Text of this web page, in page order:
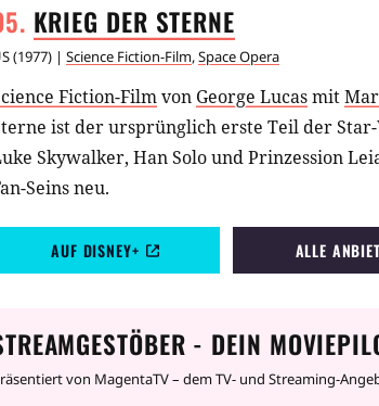
KRIEG DER STERNE
(1977) | Science Fiction-Film,Space Opera
Fiction-Filmvon George Lucasmit
ist der ursprünglich erste Teil der
Skywalker, Han Solo und Prinzession
Seins neu.
AUF DISNEY+ ALLE
- DEIN
von MagentaTV – dem TV- und Streaming-